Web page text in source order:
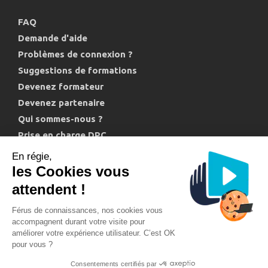
FAQ
Demande d'aide
Problèmes de connexion ?
Suggestions de formations
Devenez formateur
Devenez partenaire
Qui sommes-nous ?
Prise en charge DPC
Politique de confidentialité et cookies
En régie,
les Cookies vous
attendent !
Férus de connaissances, nos cookies vous
accompagnent durant votre visite pour
améliorer votre expérience utilisateur. C’est OK
pour vous ?
Consentements certifiés par